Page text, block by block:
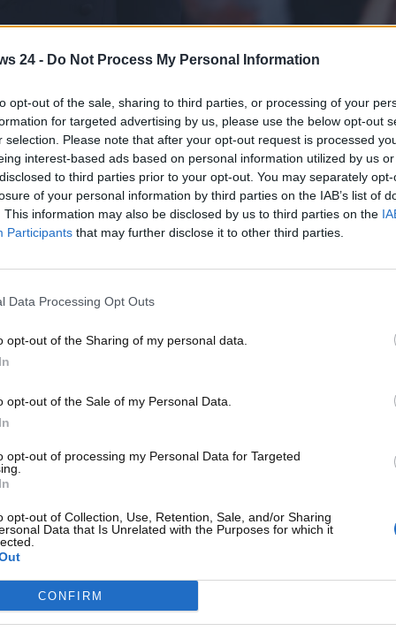
24 - Do Not Process My Personal Information
opt-out of the sale, sharing to third parties, or processing of your
for targeted advertising by us, please use the below opt-out
selection. Please note that after your opt-out request is processed
interest-based ads based on personal information utilized by us
to third parties prior to your opt-out. You may separately
of your personal information by third parties on the IAB’s list of
This information may also be disclosed by us to third parties on the
Participants that may further disclose it to other third parties.
Data Processing Opt Outs
opt-out of the Sharing of my personal data.
opt-out of the Sale of my Personal Data.
opt-out of processing my Personal Data for Targeted
opt-out of Collection, Use, Retention, Sale, and/or Sharing
Data that Is Unrelated with the Purposes for which it
CONFIRM
molto il mondo dei motori e dispone di alcuni
una che ha attirato l’attenzione di tutti. Di quale
a riguardo.
si fa sentire nelle varie trasmissioni televisive. Da
e oggi è il volto di punta nel preserale di Rai 1. De
conduzione dello storico programmaAffari Tuoie ogni
a ipotizzare che il 35enne conduttore possa essere
in televisione nel programma Amici di Maria De
nella categoria ballo. Da quel momento in poi la sua
Da qualche anno,il classe 1989 è diventato uno dei più
stato legato anche alla nota showgirl Belen Rodriguez, con
pubblico del nostro Paese
anni è stato molto attivo anche nell’ambito della moda e
televisivo? Andiamo alla scoperta della vettura
Martino guida nella vita privata
a bordo di una macchina extra lusso. Ci riferiamo alla
moderna rispetto a quella realizzata nel 1947 da
propriamente alla portata di tutti ed è fornita di
Il valore dell’auto di De Martino non è noto, ma in
i 100mila euro di costo.